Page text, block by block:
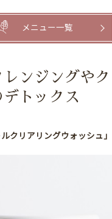
メニュー一覧
ンジングやク
トックス
クリアリングウォッシュ」